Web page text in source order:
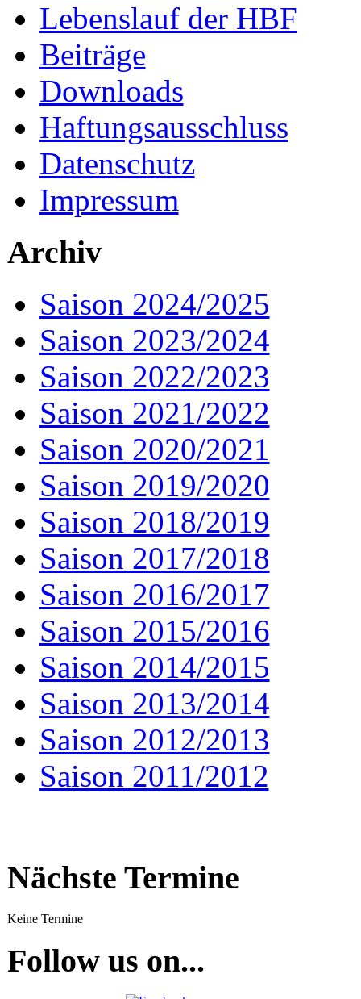
Lebenslauf der HBF
Beiträge
Downloads
Haftungsausschluss
Datenschutz
Impressum
Archiv
Saison 2024/2025
Saison 2023/2024
Saison 2022/2023
Saison 2021/2022
Saison 2020/2021
Saison 2019/2020
Saison 2018/2019
Saison 2017/2018
Saison 2016/2017
Saison 2015/2016
Saison 2014/2015
Saison 2013/2014
Saison 2012/2013
Saison 2011/2012
Nächste Termine
Keine Termine
Follow us on...